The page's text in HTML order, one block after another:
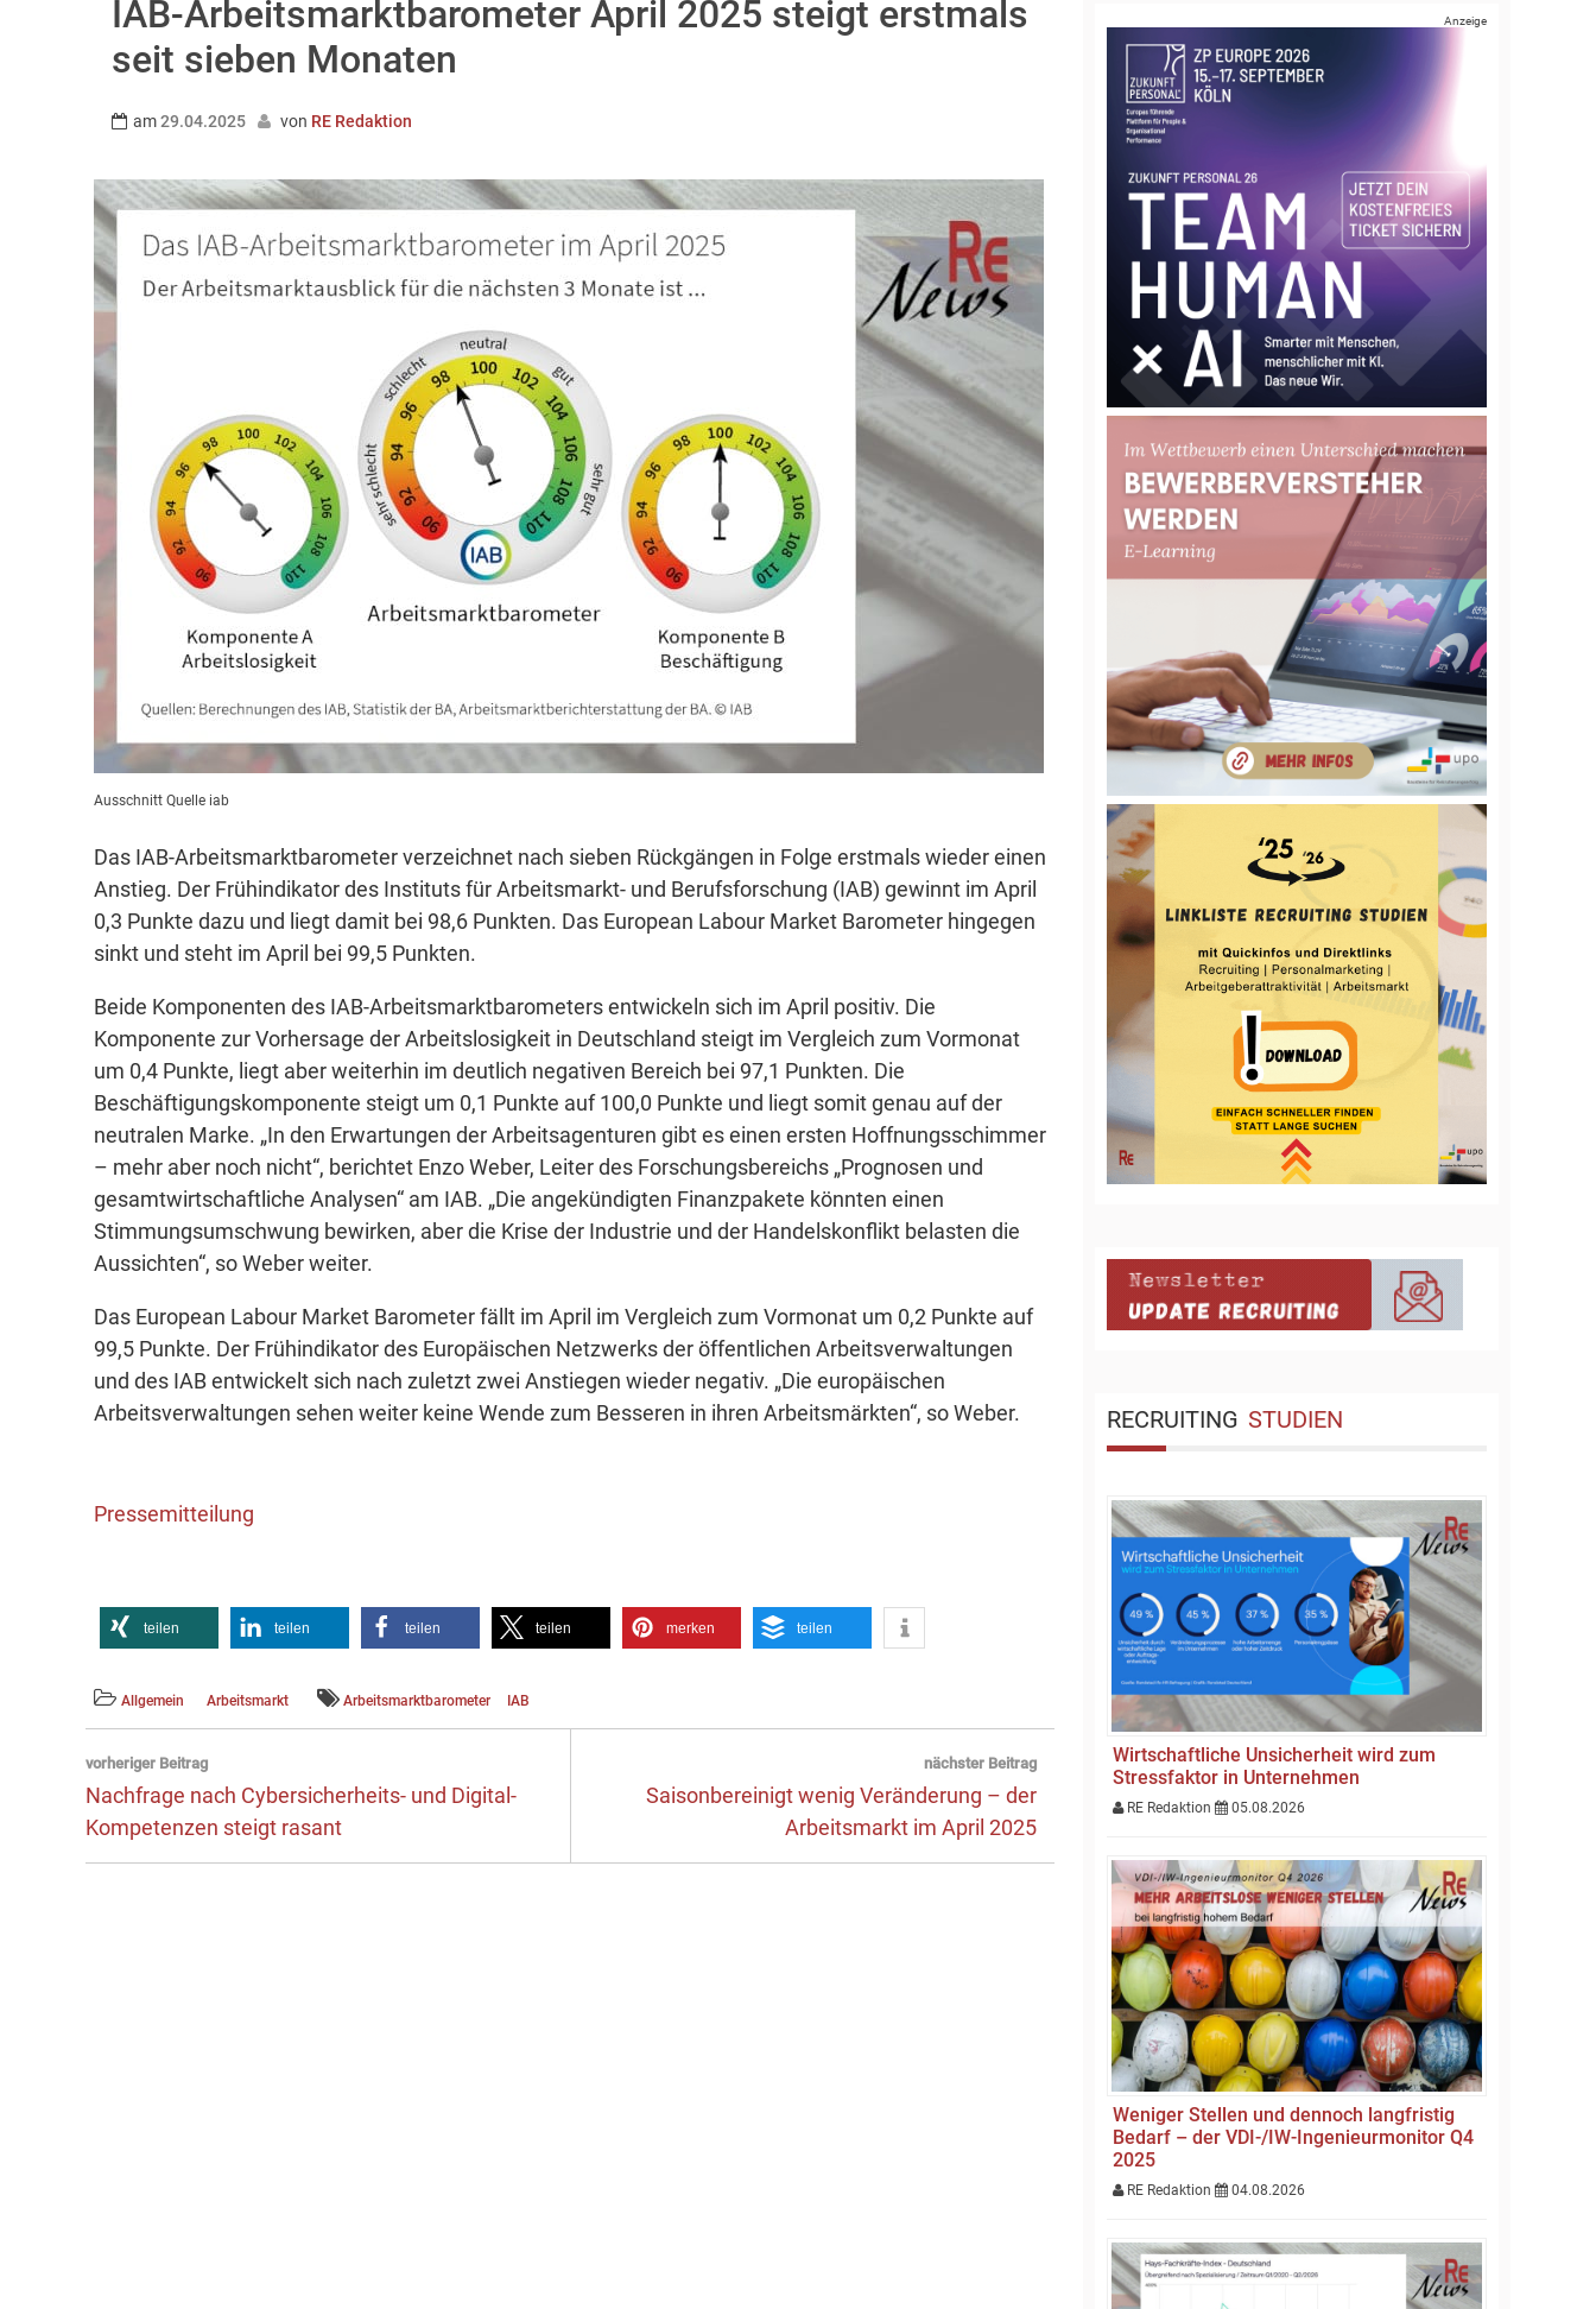
IAB-Arbeitsmarktbarometer April 2025 steigt erstmals
seit sieben Monaten
am29.04.2025 von RE Redaktion
Ausschnitt Quelle iab
Das IAB-Arbeitsmarktbarometer verzeichnet nach sieben Rückgängen in Folge erstmals wieder einen
Anstieg. Der Frühindikator des Instituts für Arbeitsmarkt- und Berufsforschung (IAB) gewinnt im April
0,3 Punkte dazu und liegt damit bei 98,6 Punkten. Das European Labour Market Barometer hingegen
sinkt und steht im April bei 99,5 Punkten.
Beide Komponenten des IAB-Arbeitsmarktbarometers entwickeln sich im April positiv. Die
Komponente zur Vorhersage der Arbeitslosigkeit in Deutschland steigt im Vergleich zum Vormonat
um 0,4 Punkte, liegt aber weiterhin im deutlich negativen Bereich bei 97,1 Punkten. Die
Beschäftigungskomponente steigt um 0,1 Punkte auf 100,0 Punkte und liegt somit genau auf der
neutralen Marke. „In den Erwartungen der Arbeitsagenturen gibt es einen ersten Hoffnungsschimmer
– mehr aber noch nicht“, berichtet Enzo Weber, Leiter des Forschungsbereichs „Prognosen und
gesamtwirtschaftliche Analysen“ am IAB. „Die angekündigten Finanzpakete könnten einen
Stimmungsumschwung bewirken, aber die Krise der Industrie und der Handelskonflikt belasten die
Aussichten“, so Weber weiter.
Das European Labour Market Barometer fällt im April im Vergleich zum Vormonat um 0,2 Punkte auf
99,5 Punkte. Der Frühindikator des Europäischen Netzwerks der öffentlichen Arbeitsverwaltungen
und des IAB entwickelt sich nach zuletzt zwei Anstiegen wieder negativ. „Die europäischen
Arbeitsverwaltungen sehen weiter keine Wende zum Besseren in ihren Arbeitsmärkten“, so Weber.
Pressemitteilung
teilen teilen teilen teilen merken teilen
Allgemein Arbeitsmarkt Arbeitsmarktbarometer IAB
Beitragsnavigation
vorheriger Beitrag
Vorheriger
Beitrag:
Nachfrage nach Cybersicherheits- und Digital-
Kompetenzen steigt rasant
nächster Beitrag
Next
Saisonbereinigt wenig Veränderung – der
Arbeitsmarkt im April 2025
Anzeige
RECRUITING STUDIEN
Wirtschaftliche Unsicherheit wird zum
Stressfaktor in Unternehmen
RE Redaktion 05.08.2026
Weniger Stellen und dennoch langfristig
Bedarf – der VDI-/IW-Ingenieurmonitor Q4
2025
RE Redaktion 04.08.2026